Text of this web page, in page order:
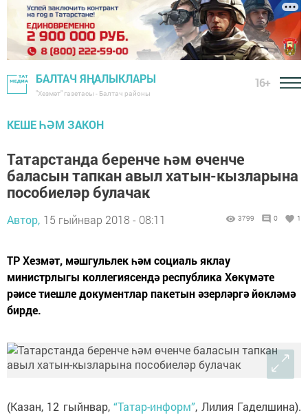
БАЛТАЧ ЯҢАЛЫКЛАРЫ
"Хезмәт" газетасы - Балтач районы
16+
КЕШЕ ҺӘМ ЗАКОН
Татарстанда беренче һәм өченче
баласын тапкан авыл хатын-кызларына
пособиеләр булачак
Автор, 15 гыйнвар 2018 - 08:11 3799 0 1
ТР Хезмәт, мәшгульлек һәм социаль яклау
министрлыгы коллегиясендә республика Хөкүмәте
рәисе тиешле документлар пакетын әзерләргә йөкләмә
бирде.
(Казан, 12 гыйнвар,“Татар-информ”, Лилия Гаделшина).